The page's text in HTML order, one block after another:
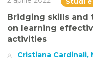
Studi
Bridging skills and
on learning
activities
Cristiana Cardinali,